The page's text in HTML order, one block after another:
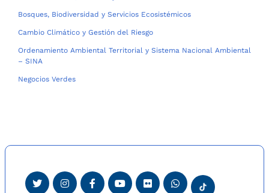
Bosques, Biodiversidad y Servicios Ecosistémicos
Cambio Climático y Gestión del Riesgo
Ordenamiento Ambiental Territorial y Sistema Nacional Ambiental
– SINA
Negocios Verdes